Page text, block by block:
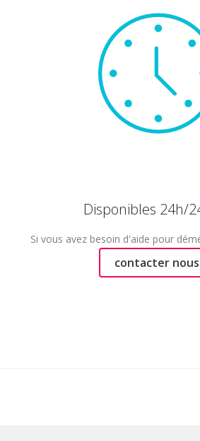
Disponibles 24h/
Si vous avez besoin d'aide pour
contacter